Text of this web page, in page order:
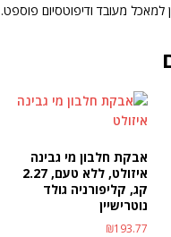
למאכל מעובד ודיפוטסיום פוספט.
אבקת חלבון מי גבינה
איזולט, ללא טעם, 2.27
קג, קליפורניה גולד
נוטרישיין
₪193.77